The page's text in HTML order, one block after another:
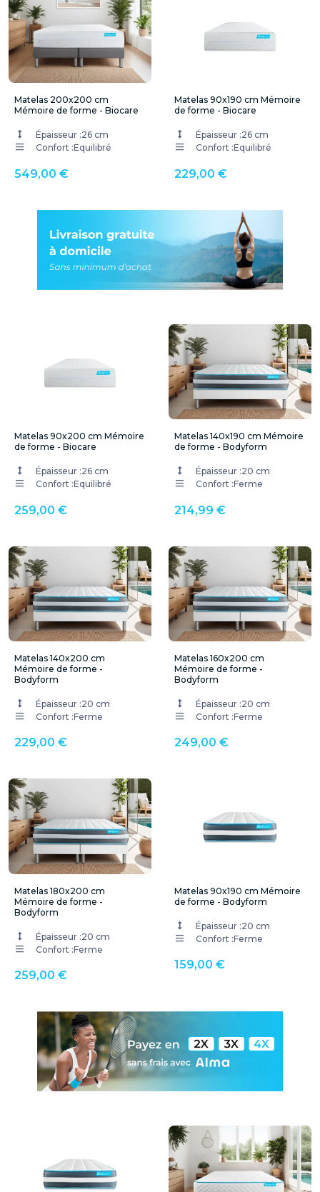
Matelas 200x200 cm
Mémoire de forme - Biocare
Épaisseur :26 cm
Confort :Equilibré
549,00 €
Matelas 90x190 cm Mémoire
de forme - Biocare
Épaisseur :26 cm
Confort :Equilibré
229,00 €
Matelas 90x200 cm Mémoire
de forme - Biocare
Épaisseur :26 cm
Confort :Equilibré
259,00 €
Matelas 140x190 cm Mémoire
de forme - Bodyform
Épaisseur :20 cm
Confort :Ferme
214,99 €
Matelas 140x200 cm
Mémoire de forme -
Bodyform
Épaisseur :20 cm
Confort :Ferme
229,00 €
Matelas 160x200 cm
Mémoire de forme -
Bodyform
Épaisseur :20 cm
Confort :Ferme
249,00 €
Matelas 180x200 cm
Mémoire de forme -
Bodyform
Épaisseur :20 cm
Confort :Ferme
259,00 €
Matelas 90x190 cm Mémoire
de forme - Bodyform
Épaisseur :20 cm
Confort :Ferme
159,00 €